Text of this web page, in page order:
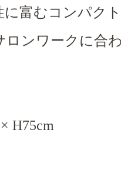
に富むコンパク
ロンワークに合
H75cm